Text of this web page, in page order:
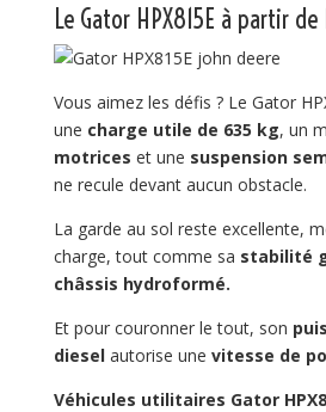
Le Gator HPX815E à partir
Vous aimez les défis ? Le Gator
une charge utile de 635 kg, un
motrices et une suspension
ne recule devant aucun obstacle.
La garde au sol reste excellente,
charge, tout comme sa stabilité
châssis hydroformé.
Et pour couronner le tout, son
dieselautorise une vitesse de
Véhicules utilitaires Gator